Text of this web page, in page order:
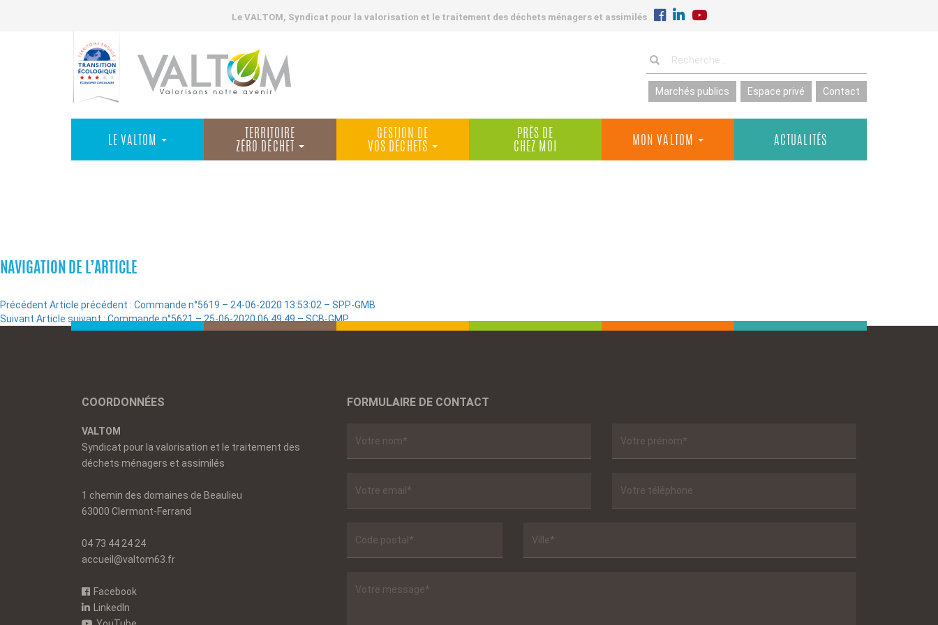
Le VALTOM, Syndicat pour la valorisation et le traitement des déchets ménagers et assimilés
Marchés publics Espace privé Contact
LE VALTOM
TERRITOIRE
ZÉRO DÉCHET
GESTION DE
VOS DÉCHETS
PRÈS DE
CHEZ MOI
MON VALTOM ACTUALITÉS
NAVIGATION DE L’ARTICLE
Précédent Article précédent : Commande n°5619 – 24-06-2020 13:53:02 – SPP-GMB
Suivant Article suivant :Commande n°5621 – 25-06-2020 06:49:49 – SCB-GMP
COORDONNÉES
VALTOM
Syndicat pour la valorisation et le traitement des
déchets ménagers et assimilés
1 chemin des domaines de Beaulieu
63000 Clermont-Ferrand
04 73 44 24 24
accueil@valtom63.fr
Facebook
LinkedIn
FORMULAIRE DE CONTACT